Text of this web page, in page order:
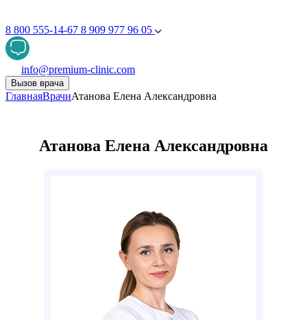
8 800 555-14-67 8 909 977 96 05
info@premium-clinic.com
Вызов врача
ГлавнаяВрачиАтанова Елена Александровна
Атанова Елена Александровна